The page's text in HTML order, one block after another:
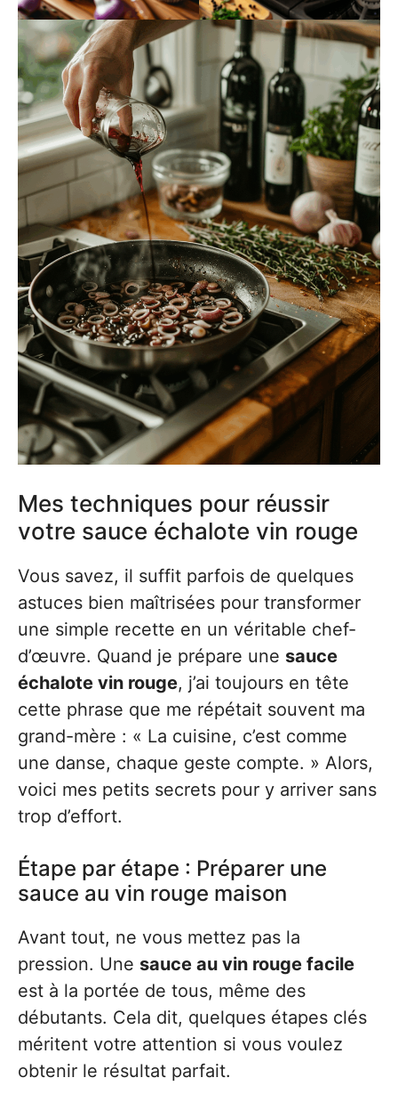
Mes techniques pour réussir
votre sauce échalote vin rouge
Vous savez, il suffit parfois de quelques
astuces bien maîtrisées pour transformer
une simple recette en un véritable chef-
d’œuvre. Quand je prépare une sauce
échalote vin rouge, j’ai toujours en tête
cette phrase que me répétait souvent ma
grand-mère : « La cuisine, c’est comme
une danse, chaque geste compte. » Alors,
voici mes petits secrets pour y arriver sans
trop d’effort.
Étape par étape : Préparer une
sauce au vin rouge maison
Avant tout, ne vous mettez pas la
pression. Une sauce au vin rouge facile
est à la portée de tous, même des
débutants. Cela dit, quelques étapes clés
méritent votre attention si vous voulez
obtenir le résultat parfait.